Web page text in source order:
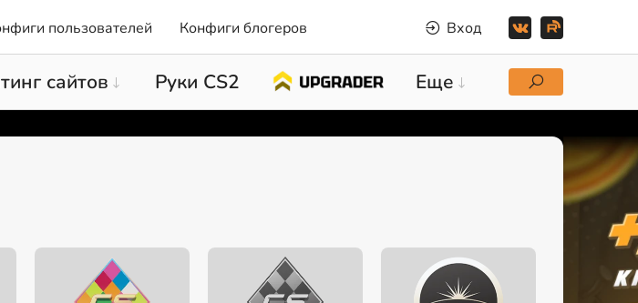
пользователей Конфиги блогеров Вход
сайтов Руки CS2 Еще